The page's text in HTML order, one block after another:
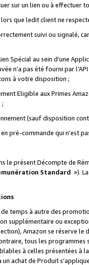
sur un lien ou à
que ledit client ne
suivi ou signalé,
Spécial au sein d’une
n’a pas été fourni par
à votre disposition ;
Eligible aux Primes
;
(sauf disposition
pré-commande qui n’est
le présent Décompte de
Standard »).
temps à autre des
supplémentaire ou
Amazon se réserve
tous les
à celles présentées à
achat de Produit